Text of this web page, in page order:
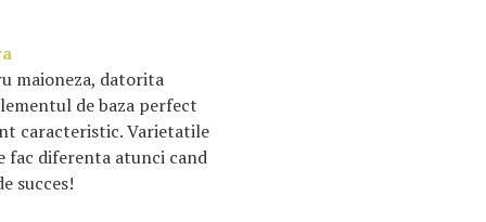
maioneza, datorita
de baza perfect
caracteristic. Varietatile
fac diferenta atunci cand
succes!